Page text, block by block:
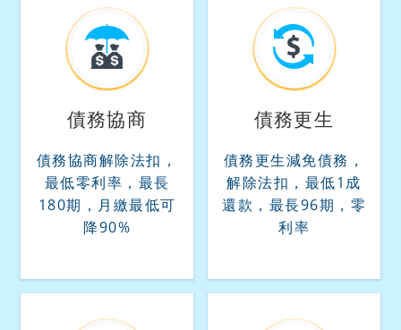
債務協商
債務協商解除法扣，
最低零利率，最長
180期，月繳最低可
降90%
債務更生
債務更生減免債務，
解除法扣，最低1成
還款，最長96期，零
利率